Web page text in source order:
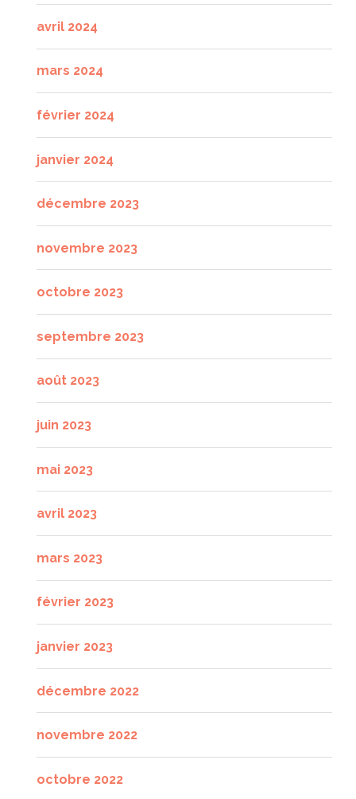
avril 2024
mars 2024
février 2024
janvier 2024
décembre 2023
novembre 2023
octobre 2023
septembre 2023
août 2023
juin 2023
mai 2023
avril 2023
mars 2023
février 2023
janvier 2023
décembre 2022
novembre 2022
octobre 2022